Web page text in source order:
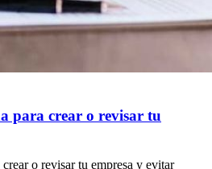
para crear o revisar tu
o revisar tu empresa y evitar